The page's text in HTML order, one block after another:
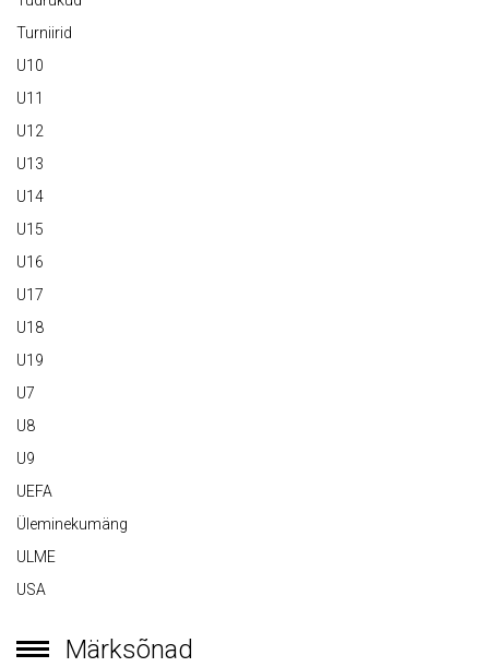
Turniirid
U10
U11
U12
U13
U14
U15
U16
U17
U18
U19
U7
U8
U9
UEFA
Üleminekumäng
ULME
USA
Märksõnad